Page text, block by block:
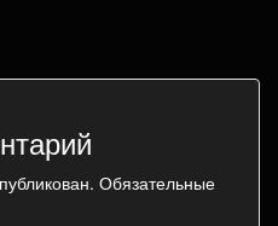
Обязательные